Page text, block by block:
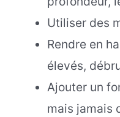
Utiliser des
Rendre en
élevés,
Ajouter un
mais jamais